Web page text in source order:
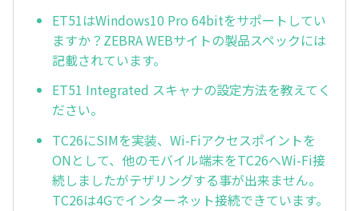
ET51はWindows10 Pro 64bitをサポートしてい
ますか？ZEBRA WEBサイトの製品スペックには
記載されています。
ET51 Integrated スキャナの設定方法を教えてく
ださい。
TC26にSIMを実装、Wi-Fiアクセスポイントを
ONとして、他のモバイル端末をTC26へWi-Fi接
続しましたがテザリングする事が出来ません。
TC26は4Gでインターネット接続できています。